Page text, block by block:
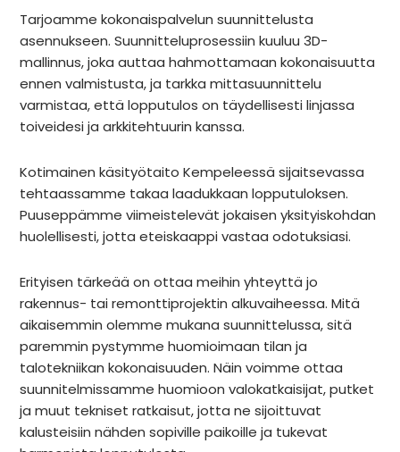
Tarjoamme kokonaispalvelun suunnittelusta
asennukseen. Suunnitteluprosessiin kuuluu 3D-
mallinnus, joka auttaa hahmottamaan kokonaisuutta
ennen valmistusta, ja tarkka mittasuunnittelu
varmistaa, että lopputulos on täydellisesti linjassa
toiveidesi ja arkkitehtuurin kanssa.
Kotimainen käsityötaito Kempeleessä sijaitsevassa
tehtaassamme takaa laadukkaan lopputuloksen.
Puuseppämme viimeistelevät jokaisen yksityiskohdan
huolellisesti, jotta eteiskaappi vastaa odotuksiasi.
Erityisen tärkeää on ottaa meihin yhteyttä jo
rakennus- tai remonttiprojektin alkuvaiheessa. Mitä
aikaisemmin olemme mukana suunnittelussa, sitä
paremmin pystymme huomioimaan tilan ja
talotekniikan kokonaisuuden.Näin voimme ottaa
suunnitelmissamme huomioon valokatkaisijat, putket
ja muut tekniset ratkaisut, jotta ne sijoittuvat
kalusteisiin nähden sopiville paikoille ja tukevat